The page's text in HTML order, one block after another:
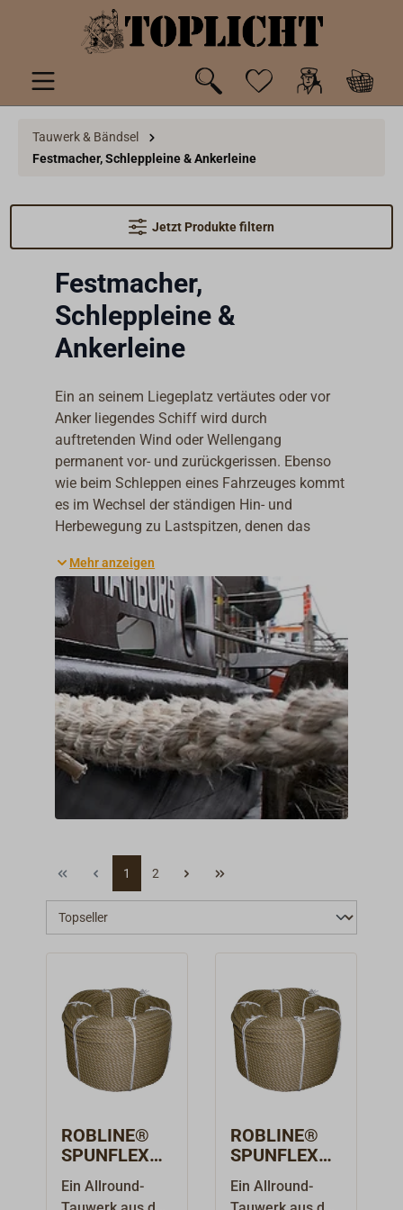
springen
Tauwerk & Bändsel
Festmacher, Schleppleine & Ankerleine
Jetzt Produkte filtern
Festmacher,
Schleppleine &
Ankerleine
Ein an seinem Liegeplatz vertäutes oder vor
Anker liegendes Schiff wird durch
auftretenden Wind oder Wellengang
permanent vor- und zurückgerissen. Ebenso
wie beim Schleppen eines Fahrzeuges kommt
es im Wechsel der ständigen Hin- und
Herbewegung zu Lastspitzen, denen das
Bedingungen standhalten muss. Leinen mit
entsprechendem Dehnverhalten können die
auftretenden Lasten gut aufnehmen und die
Spitzen abdämpfen. Dies schützt zum einen
vor dem Brechen der Leinen und zum anderen
verringert es die Gefahr, dass Decksbeschläge
wie Klampen, Poller und Klüsen stark
beansprucht oder sogar aus ihren
Verschraubungen herausgerissen werden.
Ankerleine und Schleppleine sind durch
Schwojen und Ausscheren des Bootes
besonders hohen Lastspitzen ausgesetzt.
Materials und des richtigen
Leinendurchmessers beachtenswert. Das
Überdimensionieren von Tauwerk ist in
diesem Fall nicht von Vorteil, da der Gewinn
Mehr anzeigen
1 2
ROBLINE®
SPUNFLEX
Tauwerk 110
m-
Ein Allround-
ROBLINE®
SPUNFLEX
Tauwerk 220
m-
Ein Allround-